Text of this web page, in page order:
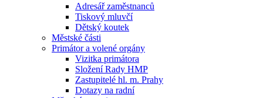
Adresář zaměstnanců
Tiskový mluvčí
Dětský koutek
Městské části
Primátor a volené orgány
Vizitka primátora
Složení Rady HMP
Zastupitelé hl. m. Prahy
Dotazy na radní